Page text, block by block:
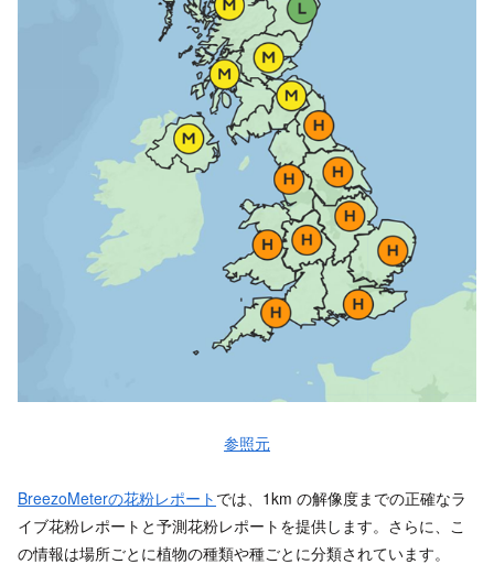
参照元
BreezoMeterの花粉レポート では、1km の解像度までの正確なラ
イブ花粉レポートと予測花粉レポートを提供します。さらに、こ
の情報は場所ごとに植物の種類や種ごとに分類されています。